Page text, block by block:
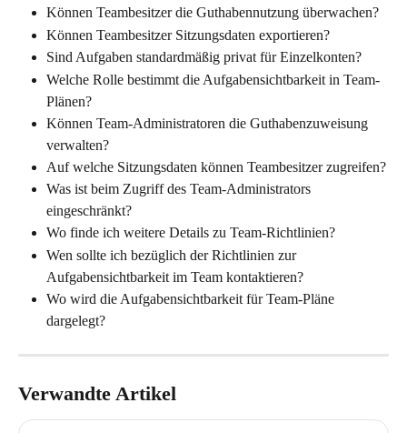
Können Teambesitzer die Guthabennutzung überwachen?
Können Teambesitzer Sitzungsdaten exportieren?
Sind Aufgaben standardmäßig privat für Einzelkonten?
Welche Rolle bestimmt die Aufgabensichtbarkeit in Team-
Plänen?
Können Team-Administratoren die Guthabenzuweisung
verwalten?
Auf welche Sitzungsdaten können Teambesitzer zugreifen?
Was ist beim Zugriff des Team-Administrators
eingeschränkt?
Wo finde ich weitere Details zu Team-Richtlinien?
Wen sollte ich bezüglich der Richtlinien zur
Aufgabensichtbarkeit im Team kontaktieren?
Wo wird die Aufgabensichtbarkeit für Team-Pläne
dargelegt?
Verwandte Artikel